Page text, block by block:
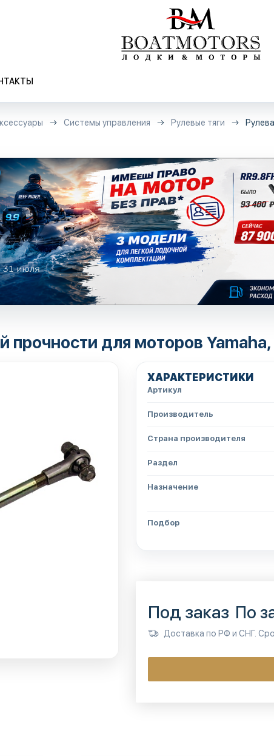
Системы управления Рулевые тяги
прочности для моторов
ХАРАКТЕРИСТИКИ
Артикул
Производитель
Страна производителя
Раздел
Назначение
Подбор
Под заказ По
Доставка по РФ и СНГ.